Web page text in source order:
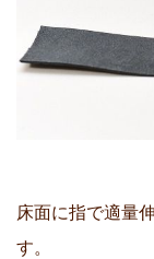
床面に指で適量
す。